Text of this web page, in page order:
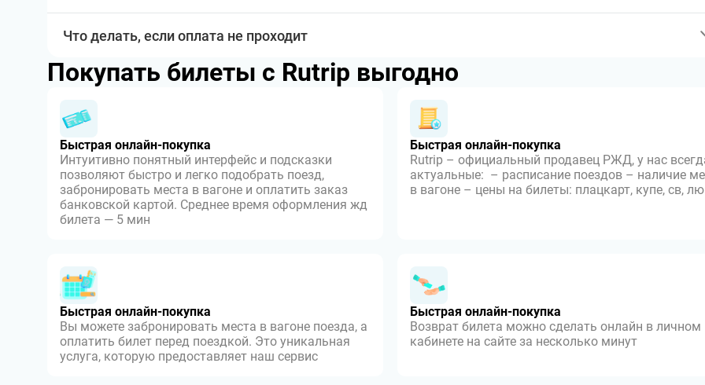
Что делать, если оплата не проходит
Покупать билеты с Rutrip выгодно
Быстрая онлайн-покупка
Интуитивно понятный интерфейс и подсказки
позволяют быстро и легко подобрать поезд,
забронировать места в вагоне и оплатить заказ
банковской картой. Среднее время оформления жд
билета — 5 мин
Быстрая онлайн-покупка
Rutrip – официальный продавец РЖД, у нас
актуальные: – расписание поездов – наличие
в вагоне – цены на билеты: плацкарт, купе, св,
Быстрая онлайн-покупка
Вы можете забронировать места в вагоне поезда, а
оплатить билет перед поездкой. Это уникальная
услуга, которую предоставляет наш сервис
Быстрая онлайн-покупка
Возврат билета можно сделать онлайн в личном
кабинете на сайте за несколько минут